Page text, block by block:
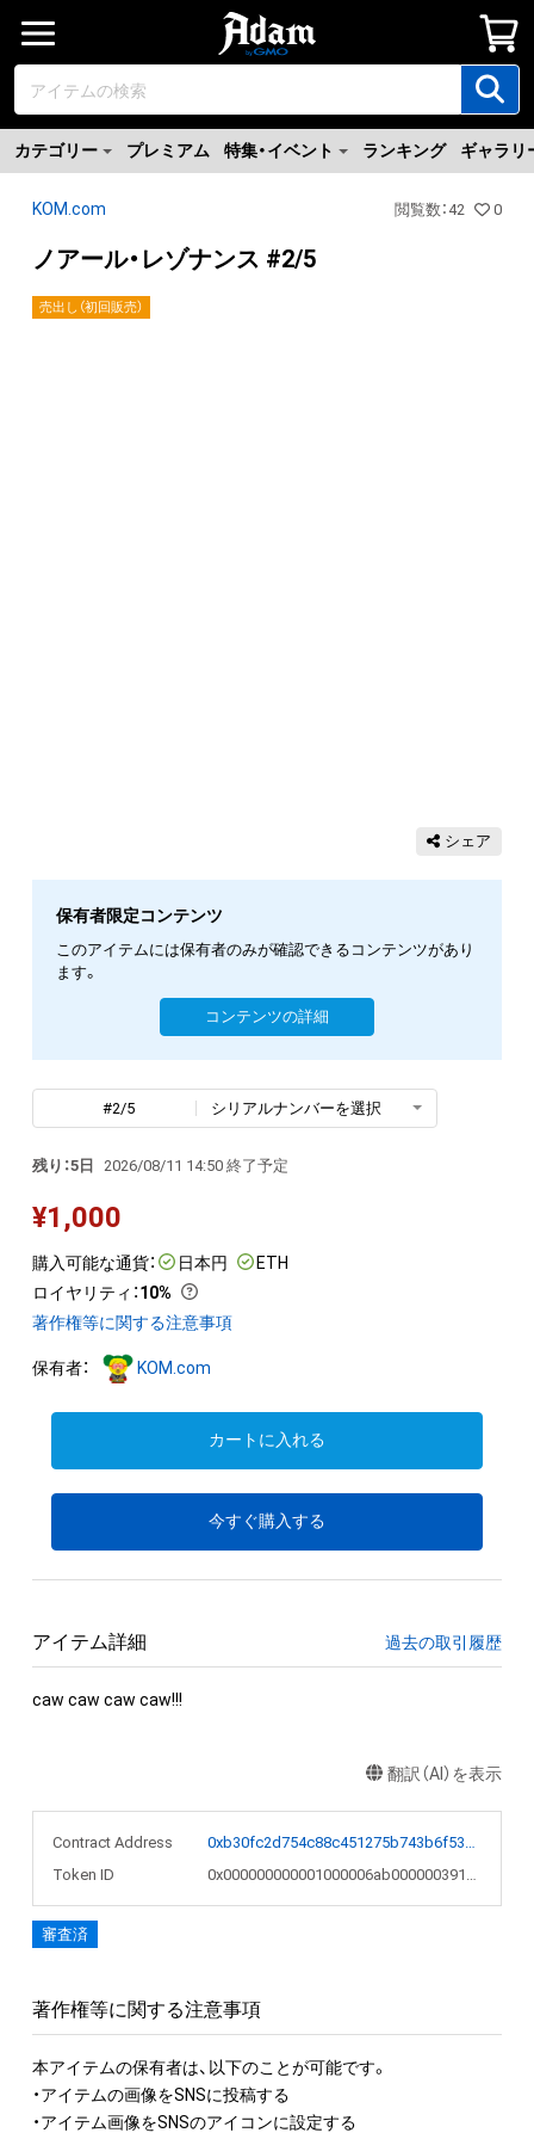
カテゴリー プレミアム 特集・イベント ランキング ギャラリ
KOM.com 閲覧数 ：42 0
ノアール・レゾナンス #2/5
売出し（初回販売）
シェア
保有者限定コンテンツ
このアイテムには保有者のみが確認できるコンテンツがあり
ます。
コンテンツの詳細
#2/5 シリアルナンバーを選択
残り：5日 2026/08/11 14:50 終了予定
¥1,000
購入可能な通貨： 日本円
ETH
ロイヤリティ ：10%
著作権等に関する注意事項
保有者： KOM.com
カートに入れる
今すぐ購入する
アイテム詳細 過去の取引履歴
caw caw caw caw!!!
翻訳（AI）を表示
Contract Address
Token ID
審査済
著作権等に関する注意事項
本アイテムの保有者は、以下のことが可能です。
・アイテムの画像をSNSに投稿する
・アイテム画像をSNSのアイコンに設定する